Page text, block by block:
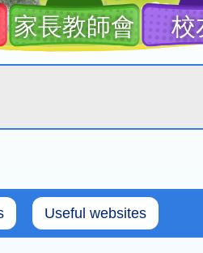
家長教師會 校
Useful websites